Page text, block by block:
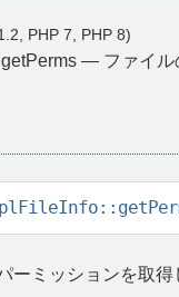
PHP 7, PHP 8)
— ファイ
ーミッションを取得